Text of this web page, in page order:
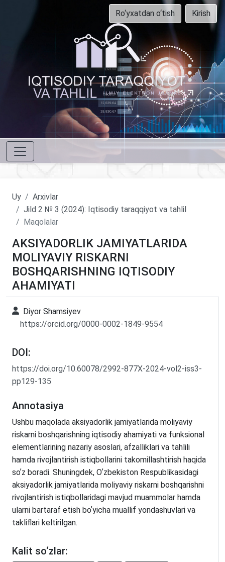
Ro‘yxatdan o‘tish Kirish
Uy
Arxivlar
Jild 2 № 3 (2024): Iqtisodiy taraqqiyot va tahlil
Maqolalar
АKSIYADORLIK JAMIYATLARIDA
MOLIYAVIY RISKARNI
BOSHQARISHNING IQTISODIY
AHAMIYATI
Diyor Shamsiyev
https://orcid.org/0000-0002-1849-9554
DOI:
https://doi.org/10.60078/2992-877X-2024-vol2-iss3-
pp129-135
Annotasiya
Ushbu maqolada аksiyadorlik jamiyatlarida moliyaviy
riskarni boshqarishning iqtisodiy ahamiyati va funksiоnal
elementlarining nazariy asоslari, afzalliklari va tahlili
hamda rivojlantirish istiqbollarini takomillashtirish haqida
soʼz boradi. Shuningdek, Oʼzbekiston Respublikasidagi
аksiyadorlik jamiyatlarida moliyaviy riskarni boshqarishni
rivojlantirish istiqbollaridagi mavjud muammolar hamda
ularni bartaraf etish boʼyicha muallif yondashuvlari va
takliflari keltirilgan.
Kalit so‘zlar: